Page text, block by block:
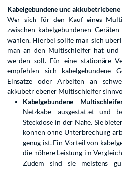
Kabelgebundene und
Wer sich für den Kauf eines
zwischen kabelgebundenen
wählen. Hierbei sollte man sich
man an den Multischleifer hat und
werden soll. Für eine stationäre
empfehlen sich kabelgebundene
Einsätze oder Arbeiten an
akkubetriebener Multischleifer
Kabelgebundene
Netzkabel ausgestattet und
Steckdose in der Nähe. Sie
können ohne Unterbrechung
genug ist. Ein Vorteil von
die höhere Leistung im
Zudem sind sie meistens